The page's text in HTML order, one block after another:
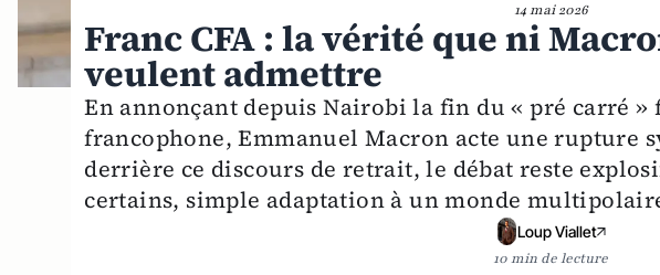
14 mai 2026
Franc CFA : la vérité que ni
veulent admettre
En annonçant depuis Nairobi la fin du « pré carré »
francophone, Emmanuel Macron acte une rupture
derrière ce discours de retrait, le débat reste
certains, simple adaptation à un monde
Loup Viallet
10 min de lecture